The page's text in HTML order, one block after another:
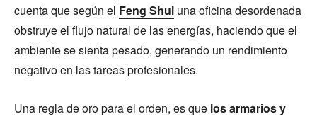
cuenta que según el Feng Shui una oficina desordenada
obstruye el flujo natural de las energías, haciendo que el
ambiente se sienta pesado, generando un rendimiento
negativo en las tareas profesionales.
Una regla de oro para el orden, es que los armarios y